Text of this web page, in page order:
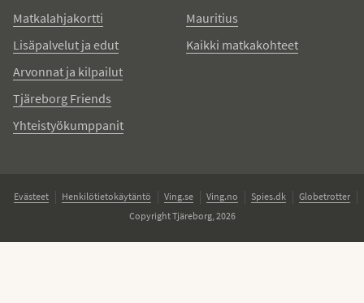
Matkalahjakortti
Lisäpalvelut ja edut
Arvonnat ja kilpailut
Tjäreborg Friends
Yhteistyökumppanit
Mauritius
Kaikki matkakohteet
Evästeet Henkilötietokäytäntö Ving.se Ving.no Spies.dk
Globetrotter
Copyright Tjäreborg, 2026